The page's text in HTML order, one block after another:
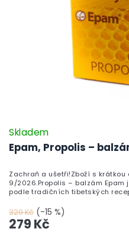
Epam, Propolis –
Skladem
329 Kč (-15 %)
279 Kč
Zachraň a ušetři!Zboží s
9/2026.Propolis – balzám Epam
podle tradičních tibetských
o pleť, zejména o suchou,
vhodný také k péči o kůži